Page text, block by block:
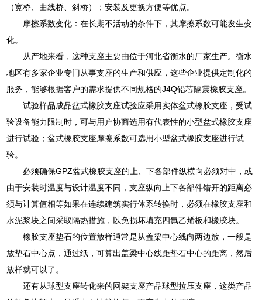
（宽桥、曲线桥、斜桥）；安装及更换方便等优点。
摩擦系数变化：在长期不活动的条件下，其摩擦系数可能发生变
化。
从产地来看，这种支座主要由位于河北省衡水的厂家生产。衡水
地区有多家企业专门从事支座的生产和供应，这些企业提供定制化的
服务，能够根据客户的需求提供不同规格的J4Q铅芯隔震橡胶支座。
试验样品成品盆式橡胶支座试验应采用实体盆式橡胶支座，受试
验设备能力限制时，可与用户协商选用有代表性的小型盆式橡胶支座
进行试验；盆式橡胶支座摩擦系数可选用小型盆式橡胶支座进行试
验。
必须确保GPZ盆式橡胶支座的上、下各部件纵横向必须对中，或
由于安装时温度与设计温度不同，支座纵向上下各部件错开的距离必
须与计算值相等如果在连续建筑实行体系转换时，必须在橡胶支座和
水泥浆块之间采取隔热措施，以免损坏填充四氟乙烯板和橡胶块。
橡胶支座垫石的位置放样通常是从盖梁中心线向两边放，一般是
放垫石中心点，通过纸，可算出盖梁中心线距垫石中心的距离，然后
放样就可以了。
还有从球型支座转化来的网架支座产品球型拉压支座，这类产品